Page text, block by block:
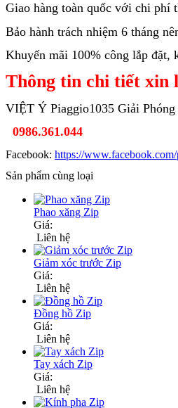
Giao hàng toàn quốc với chi phí
Bảo hành trách nhiệm 6 tháng
Khuyến mãi 100% công lắp đặt,
Thông tin chi tiết xin
VIỆT Ý Piaggio1035 Giải
0986.361.044
Facebook: https://
Sản phẩm cùng loại
Phao xăng Zip
Giá:
Liên hệ
Giảm xóc trước Zip
Giá:
Liên hệ
Đồng hồ Zip
Giá:
Liên hệ
Tay xách Zip
Giá:
Liên hệ